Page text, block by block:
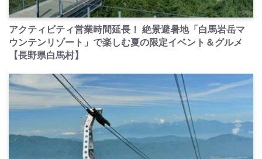
PR
アクティビティ営業時間延長！ 絶景避暑地「白馬岩岳マ
ウンテンリゾート」で楽しむ夏の限定イベント＆グルメ
【長野県白馬村】